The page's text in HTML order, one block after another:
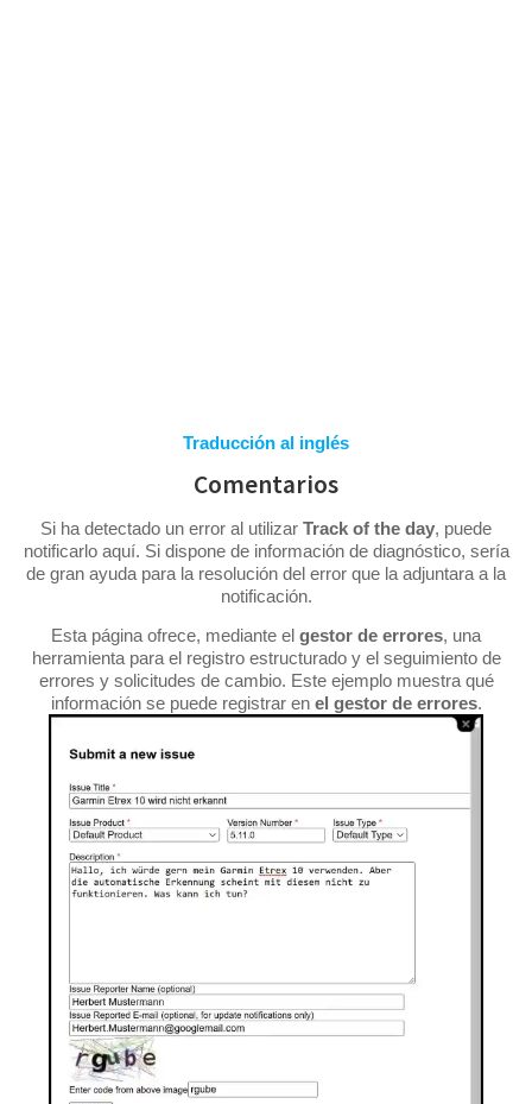
Traducción al inglés
Comentarios
Si ha detectado un error al utilizar Track of the day, puede
notificarlo aquí. Si dispone de información de diagnóstico, sería
de gran ayuda para la resolución del error que la adjuntara a la
notificación.
Esta página ofrece, mediante el gestor de errores, una
herramienta para el registro estructurado y el seguimiento de
errores y solicitudes de cambio. Este ejemplo muestra qué
información se puede registrar en el gestor de errores.